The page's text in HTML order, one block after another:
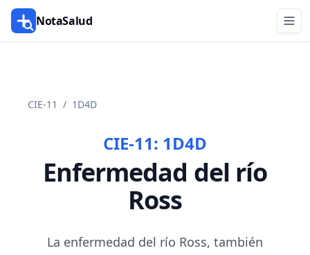
NotaSalud
CIE-11 / 1D4D
CIE-11: 1D4D
Enfermedad del río
Ross
La enfermedad del río Ross, también